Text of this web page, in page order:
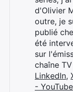
d'Olivier
outre, je
publié
été
sur
chaîne
LinkedIn,
- YouTube